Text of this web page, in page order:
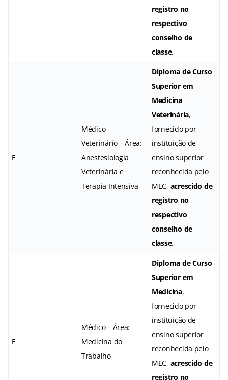
registro no
respectivo
conselho de
classe.
E
Médico
Veterinário – Área:
Anestesiologia
Veterinária e
Terapia Intensiva
Diploma de Curso
Superior em
Medicina
Veterinária,
fornecido por
instituição de
ensino superior
reconhecida pelo
MEC, acrescido de
registro no
respectivo
conselho de
classe.
E
Médico – Área:
Medicina do
Trabalho
Diploma de Curso
Superior em
Medicina,
fornecido por
instituição de
ensino superior
reconhecida pelo
MEC, acrescido de
registro no